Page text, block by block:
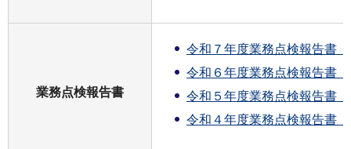
業務点検報告書
令和７年度業務点検報告書
令和６年度業務点検報告書
令和５年度業務点検報告書
令和４年度業務点検報告書